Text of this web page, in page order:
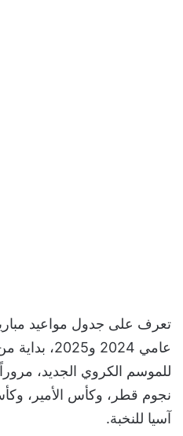
تعرف على جدول مواعيد
عامي 2024
للموسم الكروي الجديد،
نجوم قطر، وكأس الأمير،
آسيا للنخبة.